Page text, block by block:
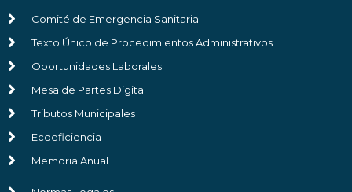
Comité de Emergencia Sanitaria
Texto Único de Procedimientos Administrativos
Oportunidades Laborales
Mesa de Partes Digital
Tributos Municipales
Ecoeficiencia
Memoria Anual